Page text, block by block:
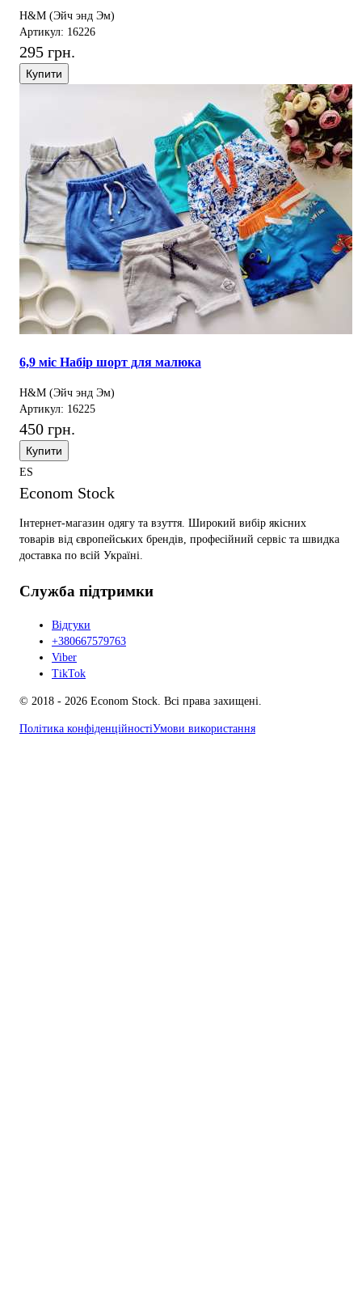
H&M (Эйч энд Эм)
Артикул: 16226
295 грн.
Купити
6,9 міс Набір шорт для малюка
H&M (Эйч энд Эм)
Артикул: 16225
450 грн.
Купити
ES
Econom Stock
Інтернет-магазин одягу та взуття. Широкий вибір якісних
товарів від європейських брендів, професійний сервіс та швидка
доставка по всій Україні.
Служба підтримки
Відгуки
+380667579763
Viber
TikTok
© 2018 - 2026 Econom Stock. Всі права захищені.
Політика конфіденційностіУмови використання